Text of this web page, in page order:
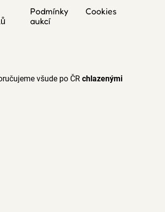
Podmínky
aukcí
Cookies
všude po ČR chlazenými